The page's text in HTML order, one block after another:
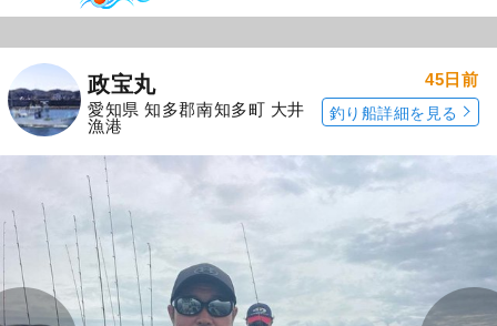
政宝丸
愛知県 知多郡南知多町 大井
漁港
45日前
釣り船詳細を見る